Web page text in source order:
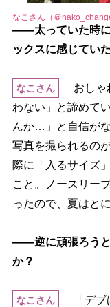
なこさん（＠
――太っていた時に
ックスに感じてい
なこさん
おしゃ
わない」と諦めて
んか…」と自信が
写真を撮られるの
際に「入るサイズ
こと。ノースリー
ったので、夏はと
――逆に頑張ろうと
か？
なこさん
「デブ